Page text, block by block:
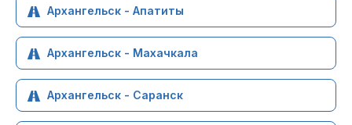
Архангельск - Апатиты
Архангельск - Махачкала
Архангельск - Саранск